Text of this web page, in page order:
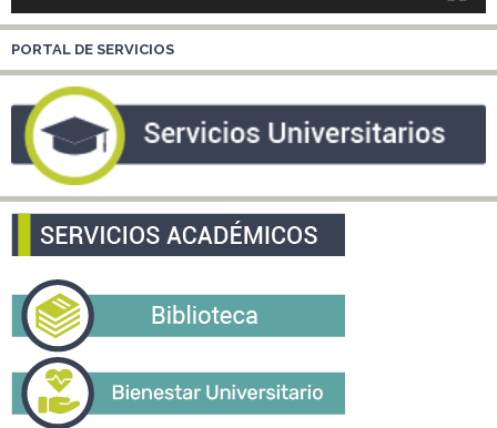
PORTAL DE SERVICIOS